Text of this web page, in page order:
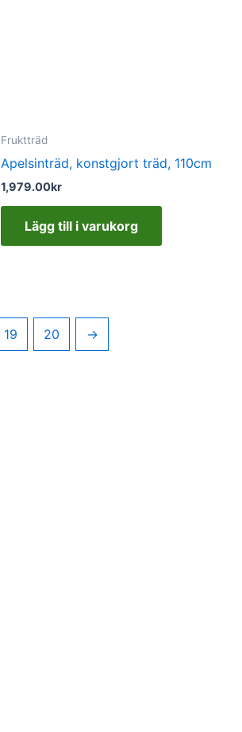
Fruktträd
Apelsinträd, konstgjort träd, 110cm
1,979.00kr
Lägg till i varukorg
19 20 →